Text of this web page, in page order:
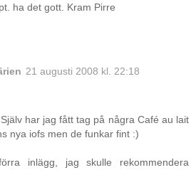
ha det gott. Kram Pirre
21 augusti 2008 kl. 22:18
har jag fått tag på några Café au lait
nya iofs men de funkar fint :)
inlägg, jag skulle rekommendera